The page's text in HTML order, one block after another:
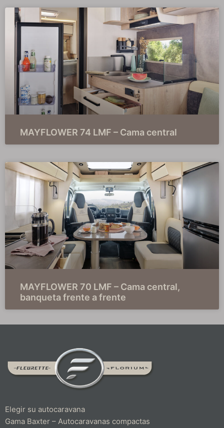
MAYFLOWER 74 LMF – Cama central
MAYFLOWER 70 LMF – Cama central,
banqueta frente a frente
Elegir su autocaravana
Gama Baxter – Autocaravanas compactas